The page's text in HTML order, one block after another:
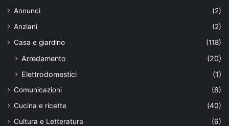
Annunci
(2)
Anziani
(2)
Casa e giardino
(118)
Arredamento
(20)
Elettrodomestici
(1)
Comunicazioni
(6)
Cucina e ricette
(40)
Cultura e Letteratura
(6)